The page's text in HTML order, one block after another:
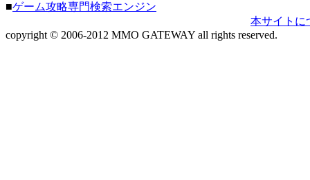
■ゲーム攻略専門検索エンジン
本サイトに
copyright © 2006-2012 MMO GATEWAY all rights reserved.